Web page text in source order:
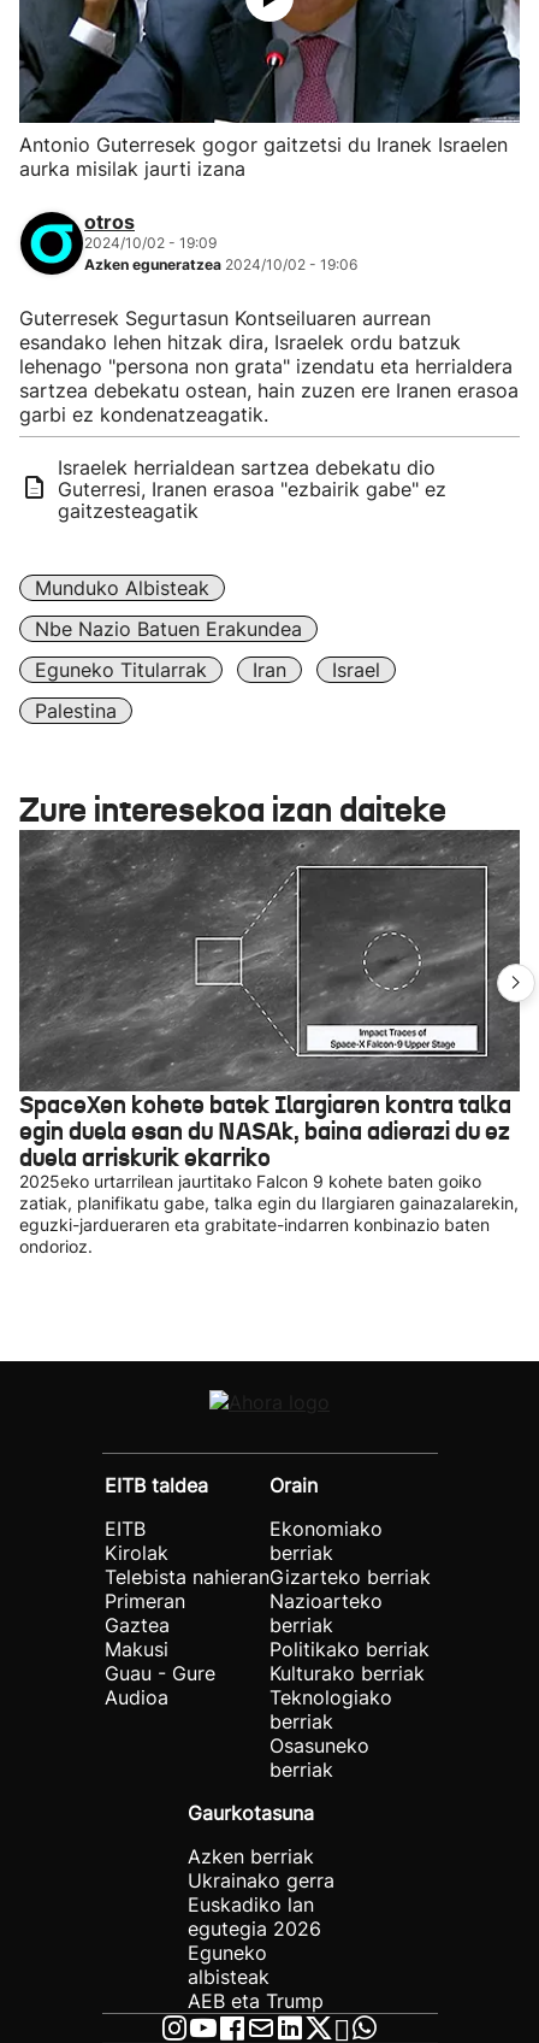
Antonio Guterresek gogor gaitzetsi du Iranek Israelen
aurka misilak jaurti izana
otros
2024/10/02 - 19:09
Azken eguneratzea 2024/10/02 - 19:06
Guterresek Segurtasun Kontseiluaren aurrean
esandako lehen hitzak dira, Israelek ordu batzuk
lehenago "persona non grata" izendatu eta herrialdera
sartzea debekatu ostean, hain zuzen ere Iranen erasoa
garbi ez kondenatzeagatik.
Israelek herrialdean sartzea debekatu dio
Guterresi, Iranen erasoa "ezbairik gabe" ez
gaitzesteagatik
Munduko Albisteak
Nbe Nazio Batuen Erakundea
Eguneko Titularrak
Iran
Israel
Palestina
Zure interesekoa izan daiteke
SpaceXen kohete batek Ilargiaren kontra talka
egin duela esan du NASAk, baina adierazi du ez
duela arriskurik ekarriko
2025eko urtarrilean jaurtitako Falcon 9 kohete baten goiko
zatiak, planifikatu gabe, talka egin du Ilargiaren gainazalarekin,
eguzki-jardueraren eta grabitate-indarren konbinazio baten
ondorioz.
EITB taldea
EITB
Kirolak
Telebista nahieran
Primeran
Gaztea
Makusi
Guau - Gure
Audioa
Orain
Ekonomiako
berriak
Gizarteko berriak
Nazioarteko
berriak
Politikako berriak
Kulturako berriak
Teknologiako
berriak
Osasuneko
berriak
Gaurkotasuna
Azken berriak
Ukrainako gerra
Euskadiko lan
egutegia 2026
Eguneko
albisteak
AEB eta Trump